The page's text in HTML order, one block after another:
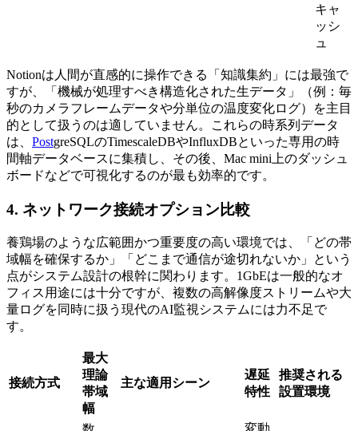
キャ
ッシ
ュ
Notionは人間が直感的に操作できる「知識集約」には最強で
すが、「機械が処理すべき構造化された生データ」（例：毎
秒のカメラフレームデータや分単位の温度変化ログ）を主目
的として扱うのは適していません。これらの時系列データ
は、 PostgreSQLのTimescaleDBやInfluxDBといった専用の時
間軸データベースに集積し、その後、Mac mini上のダッシュ
ボードなどで可視化するのが最も効率的です。
4. ネットワーク接続オプション比較
養鶏場のような広範囲かつ重要度の高い環境では、「どの帯
域幅を確保するか」「どこまで通信が途切れないか」という
点がシステム設計の根幹に関わります。1GbEは一般的なオ
フィス用途には十分ですが、複数の高解像度ストリームや大
量ログを同時に扱う現代のAI監視システムには力不足で
す。
接続方式
最大
理論
帯域
幅
主な適用シーン
遅延
特性
推奨される
設置環境